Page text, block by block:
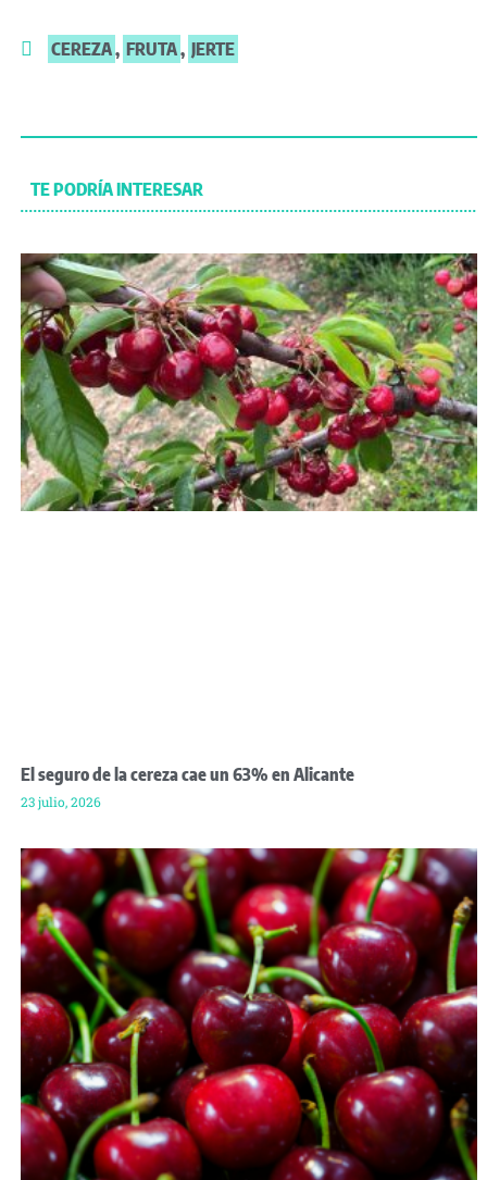
CEREZA, FRUTA, JERTE
TE PODRÍA INTERESAR
El seguro de la cereza cae un 63% en Alicante
23 julio, 2026